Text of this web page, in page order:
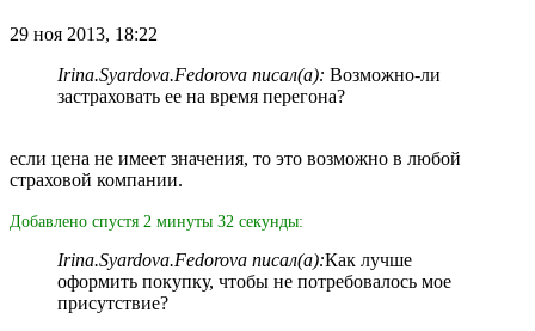
29 ноя 2013, 18:22
Irina.Syardova.Fedorova писал(а): Возможно-ли
застраховать ее на время перегона?
если цена не имеет значения, то это возможно в любой
страховой компании.
Добавлено спустя 2 минуты 32 секунды:
Irina.Syardova.Fedorova писал(а):Как лучше
оформить покупку, чтобы не потребовалось мое
присутствие?